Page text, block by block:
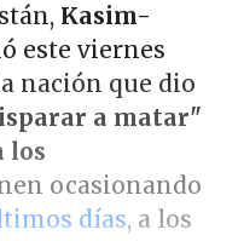
Kasim-
este viernes
nación que dio
a matar"
los
ocasionando
días, a los